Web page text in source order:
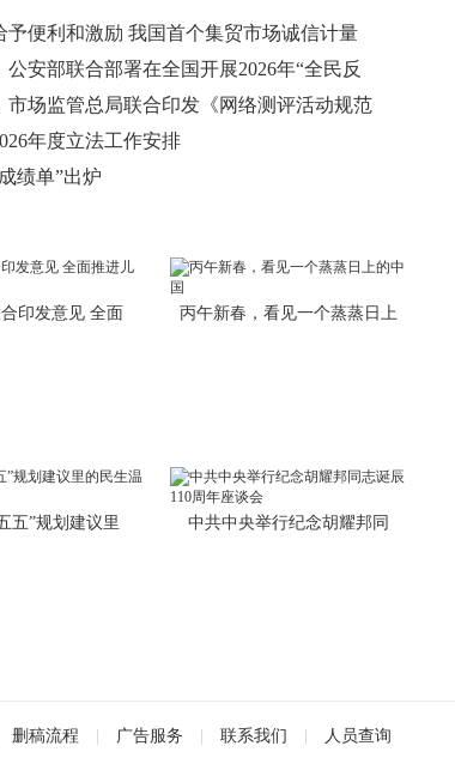
予便利和激励 我国首个集贸市场诚信计量
公安部联合部署在全国开展2026年“全民反
市场监管总局联合印发《网络测评活动规范
年度立法工作安排
绩单”出炉
印发意见 全面 丙午新春，看见一个蒸蒸日上
五”规划建议里 中共中央举行纪念胡耀邦同
删稿流程 广告服务 联系我们 人员查询